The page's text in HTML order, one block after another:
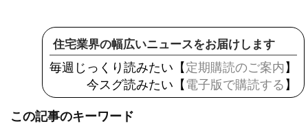
住宅業界の幅広いニュースをお届けします
毎週じっくり読みたい【 定期購読のご案内 】
今スグ読みたい【 電子版で購読する 】
この記事のキーワード